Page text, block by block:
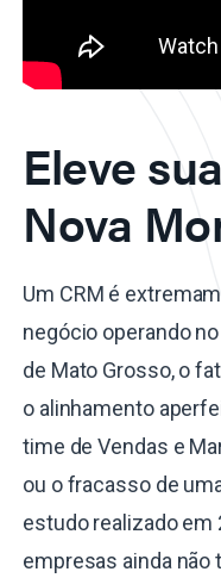
Eleve
Nova
Um CRM é
negócio operando
de Mato Grosso, o
o alinhamento
time de Vendas e
ou o fracasso de
estudo realizado em
empresas ainda não